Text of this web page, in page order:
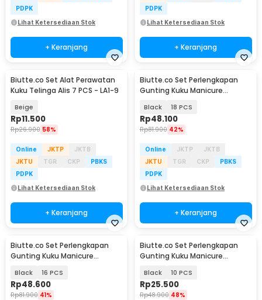
PDPK
Lihat Ketersediaan Stok
+ Keranjang
PDPK
Lihat Ketersediaan Stok
+ Keranjang
Biutte.co Set Alat Perawatan
Kuku Telinga Alis 7 PCS - LA1-9
Beige
Rp11.500
Rp26.900 58%
Online JKTP
JKTB
JKTU
TGR CKP
PBKS
PDPK
Lihat Ketersediaan Stok
+ Keranjang
Biutte.co Set Perlengkapan
Gunting Kuku Manicure
Black 18 PCS
Rp48.100
Rp81.900 42%
Online JKTP
JKTB
JKTU
TGR CKP
PBKS
PDPK
Lihat Ketersediaan Stok
+ Keranjang
Biutte.co Set Perlengkapan
Gunting Kuku Manicure
Black 16 PCS
Rp48.600
Rp81.900 41%
Biutte.co Set Perlengkapan
Gunting Kuku Manicure
Black 10 PCS
Rp25.500
Rp48.900 48%